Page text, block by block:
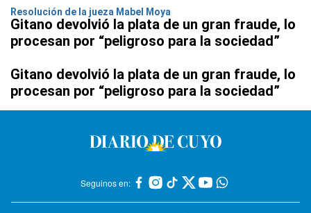
Resolución de la jueza Mabel Moya
Gitano devolvió la plata de un gran fraude, lo
procesan por “peligroso para la sociedad”
Gitano devolvió la plata de un gran fraude, lo
procesan por “peligroso para la sociedad”
Seguinos en: